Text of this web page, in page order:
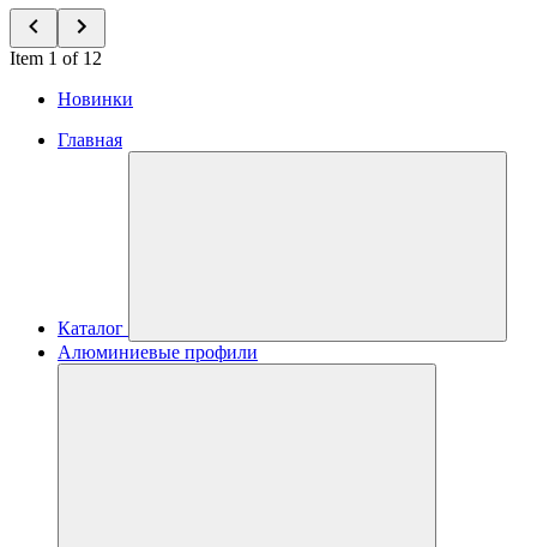
Item 1 of 12
Новинки
Главная
Каталог
Алюминиевые профили